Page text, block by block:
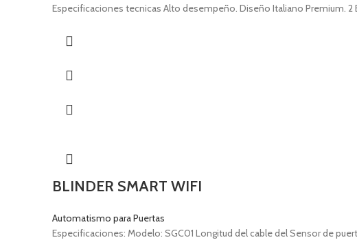
Especificaciones tecnicas Alto desempeño. Diseño Italiano Premium. 2
BLINDER SMART WIFI
Automatismo para Puertas
Especificaciones: Modelo: SGC01 Longitud del cable del Sensor de